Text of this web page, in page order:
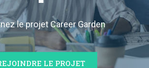
le projet Career Garden
LE PROJET